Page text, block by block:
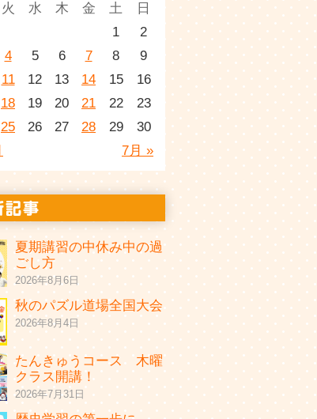
火 水 木 金 土 日
7月 »
1
2
4 5 6 7 8
9
11 12 13 14 15
16
18 19 20 21 22
23
25 26 27 28 29 30
夏期講習の中休み中の過
ごし方
2026年8月6日
秋のパズル道場全国大会
2026年8月4日
たんきゅうコース 木曜
クラス開講！
2026年7月31日